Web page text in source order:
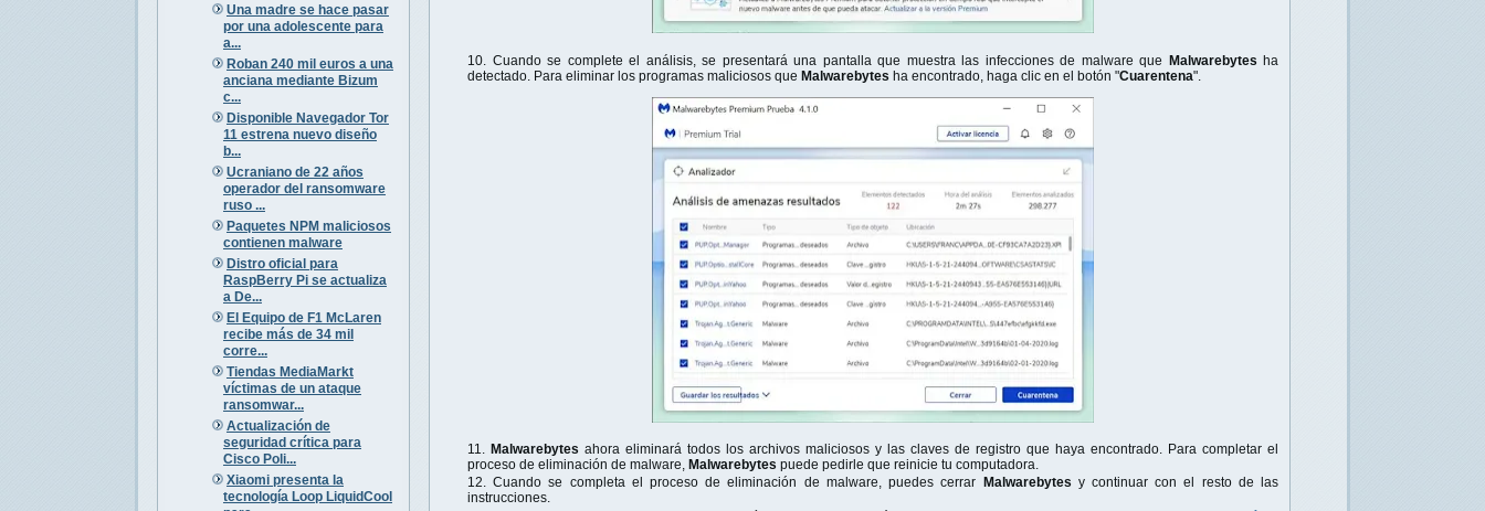
Una madre se hace pasar
por una adolescente para
a...
Roban 240 mil euros a una
anciana mediante Bizum
c...
Disponible Navegador Tor
11 estrena nuevo diseño
b...
Ucraniano de 22 años
operador del ransomware
ruso ...
Paquetes NPM maliciosos
contienen malware
Distro oficial para
RaspBerry Pi se actualiza
a De...
El Equipo de F1 McLaren
recibe más de 34 mil
corre...
Tiendas MediaMarkt
víctimas de un ataque
ransomwar...
Actualización de
seguridad crítica para
Cisco Poli...
Xiaomi presenta la
tecnología Loop LiquidCool
Cuando se complete el análisis, se presentará una pantalla que muestra las infecciones de malware que Malwarebytes ha
detectado. Para eliminar los programas maliciosos que Malwarebytes ha encontrado, haga clic en el botón "Cuarentena".
Malwarebytes ahora eliminará todos los archivos maliciosos y las claves de registro que haya encontrado. Para completar el
proceso de eliminación de malware, Malwarebytes puede pedirle que reinicie tu computadora.
Cuando se completa el proceso de eliminación de malware, puedes cerrar
Malwarebytes y continuar con el resto de las
instrucciones.